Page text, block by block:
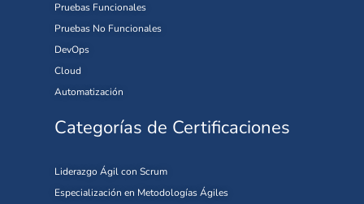
Pruebas Funcionales
Pruebas No Funcionales
DevOps
Cloud
Automatización
Categorías de Certificaciones
Liderazgo Ágil con Scrum
Especialización en Metodologías Ágiles